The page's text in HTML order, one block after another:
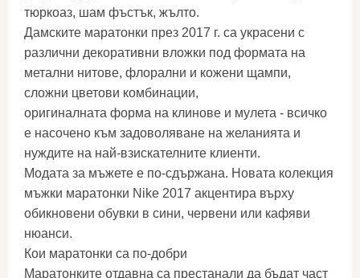
тюркоаз, шам фъстък, жълто.
Дамските маратонки през 2017 г. са украсени с
различни декоративни вложки под формата на
метални нитове, флорални и кожени щампи,
сложни цветови комбинации,
оригиналната форма на клинове и мулета - всичко
е насочено към задоволяване на желанията и
нуждите на най-взискателните клиенти.
Модата за мъжете е по-сдържана. Новата колекция
мъжки маратонки Nike 2017 акцентира върху
обикновени обувки в сини, червени или кафяви
нюанси.
Кои маратонки са по-добри
Маратонките отдавна са престанали да бъдат част